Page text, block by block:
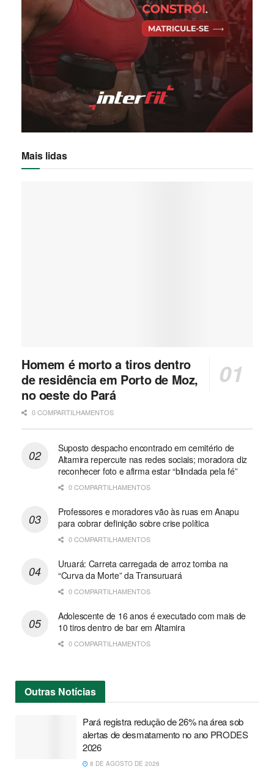
Mais lidas
Homem é morto a tiros dentro
de residência em Porto de Moz,
no oeste do Pará
0 COMPARTILHAMENTOS
Suposto despacho encontrado em cemitério de
Altamira repercute nas redes sociais; moradora diz
reconhecer foto e afirma estar “blindada pela fé”
0 COMPARTILHAMENTOS
Professores e moradores vão às ruas em Anapu
para cobrar definição sobre crise política
0 COMPARTILHAMENTOS
Uruará: Carreta carregada de arroz tomba na
“Curva da Morte” da Transuruará
0 COMPARTILHAMENTOS
Adolescente de 16 anos é executado com mais de
10 tiros dentro de bar em Altamira
0 COMPARTILHAMENTOS
Outras Notícias
Pará registra redução de 26% na área sob
alertas de desmatamento no ano PRODES
2026
8 DE AGOSTO DE 2026